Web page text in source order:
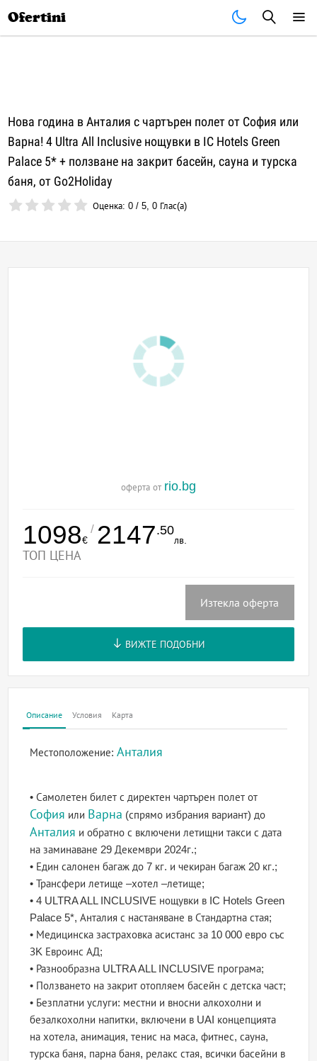
Ofertini
Нова година в Анталия с чартърен полет от София или
Варна! 4 Ultra All Inclusive нощувки в IC Hotels Green
Palace 5* + ползване на закрит басейн, сауна и турска
баня, от Go2Holiday
Оценка:0 /5,0 Глас(а)
оферта от rio.bg
1098€
/ 2147.50
лв.
ТОП ЦЕНА
Изтекла оферта
ВИЖТЕ ПОДОБНИ
Описание Условия Карта
Местоположение:Анталия
• Самолетен билет с директен чартърен полет от
София или Варна (спрямо избрания вариант) до
Анталия и обратно с включени летищни такси с дата
на заминаване 29 Декември 2024г.;
• Един салонен багаж до 7 кг. и чекиран багаж 20 кг.;
• Трансфери летище –хотел –летище;
• 4 ULTRA ALL INCLUSIVE нощувки в IC Hotels Green
Palace 5*, Анталия с настаняване в Стандартна стая;
• Медицинска застраховка асистанс за 10 000 евро със
ЗK Евроинс АД;
• Разнообразна ULTRA ALL INCLUSIVE програма;
• Ползването на закрит отопляем басейн с детска част;
• Безплатни услуги: местни и вносни алкохолни и
безалкохолни напитки, включени в UAI концепцията
на хотела, анимация, тенис на маса, фитнес, сауна,
турска баня, парна баня, релакс стая, всички басейни в